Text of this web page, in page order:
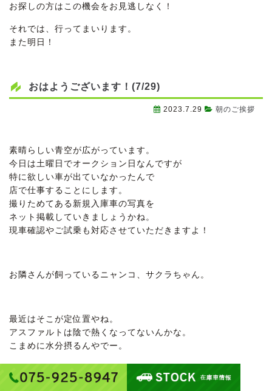
お探しの方はこの機会をお見逃しなく！
それでは、行ってまいります。
また明日！
おはようございます！(7/29)
2023.7.29 朝のご挨拶
素晴らしい青空が広がっています。
今日は土曜日でオークション日なんですが
特に欲しい車が出ていなかったんで
店で仕事することにします。
撮りためてある新規入庫車の写真を
ネット掲載していきましょうかね。
現車確認やご試乗も対応させていただきますよ！
お隣さんが飼っているニャンコ、サクラちゃん。
最近はそこが定位置やね。
アスファルトは陰で熱くなってないんかな。
こまめに水分摂るんやでー。